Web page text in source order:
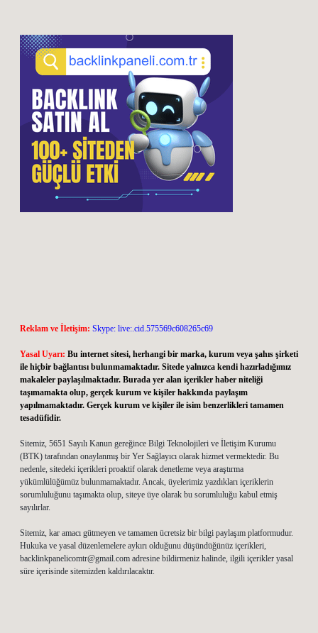
Reklam ve İletişim: Skype: live:.cid.575569c608265c69
Yasal Uyarı: Bu internet sitesi, herhangi bir marka, kurum veya şahıs şirketi
ile hiçbir bağlantısı bulunmamaktadır. Sitede yalnızca kendi hazırladığımız
makaleler paylaşılmaktadır. Burada yer alan içerikler haber niteliği
taşımamakta olup, gerçek kurum ve kişiler hakkında paylaşım
yapılmamaktadır. Gerçek kurum ve kişiler ile isim benzerlikleri tamamen
tesadüfidir.
Sitemiz, 5651 Sayılı Kanun gereğince Bilgi Teknolojileri ve İletişim Kurumu
(BTK) tarafından onaylanmış bir Yer Sağlayıcı olarak hizmet vermektedir. Bu
nedenle, sitedeki içerikleri proaktif olarak denetleme veya araştırma
yükümlülüğümüz bulunmamaktadır. Ancak, üyelerimiz yazdıkları içeriklerin
sorumluluğunu taşımakta olup, siteye üye olarak bu sorumluluğu kabul etmiş
sayılırlar.
Sitemiz, kar amacı gütmeyen ve tamamen ücretsiz bir bilgi paylaşım platformudur.
Hukuka ve yasal düzenlemelere aykırı olduğunu düşündüğünüz içerikleri,
backlinkpanelicomtr@gmail.com adresine bildirmeniz halinde, ilgili içerikler yasal
süre içerisinde sitemizden kaldırılacaktır.